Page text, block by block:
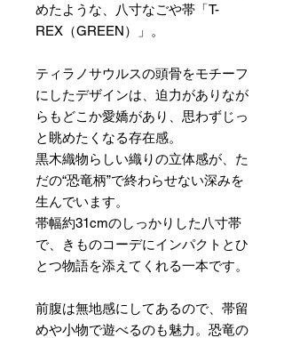
めたような、八寸なごや帯「T-
REX（GREEN）」。
ティラノサウルスの頭骨をモチーフ
にしたデザインは、迫力がありなが
らもどこか愛嬌があり、思わずじっ
と眺めたくなる存在感。
黒木織物らしい織りの立体感が、た
だの“恐竜柄”で終わらせない深みを
生んでいます。
帯幅約31cmのしっかりした八寸帯
で、きものコーデにインパクトとひ
とつ物語を添えてくれる一本です。
前腹は無地感にしてあるので、帯留
めや小物で遊べるのも魅力。恐竜の